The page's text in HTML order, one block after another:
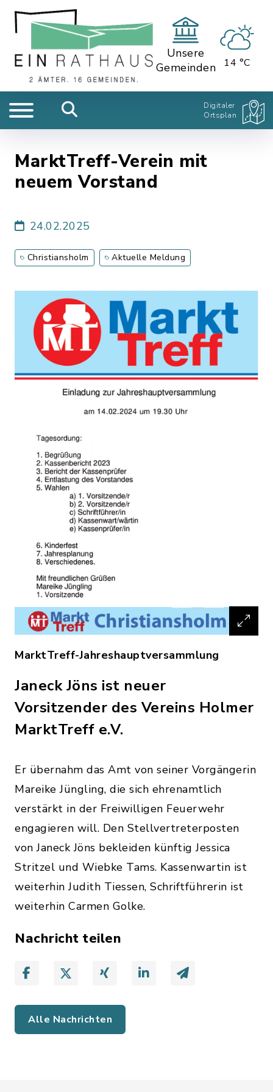
Unsere
Gemeinden
14 °C
Digitaler
Ortsplan
MarktTreff-Verein mit
neuem Vorstand
24.02.2025
Christiansholm Aktuelle Meldung
MarktTreff-Jahreshauptversammlung
Janeck Jöns ist neuer
Vorsitzender des Vereins Holmer
MarktTreff e.V.
Er übernahm das Amt von seiner Vorgängerin
Mareike Jüngling, die sich ehrenamtlich
verstärkt in der Freiwilligen Feuerwehr
engagieren will. Den Stellvertreterposten
von Janeck Jöns bekleiden künftig Jessica
Stritzel und Wiebke Tams. Kassenwartin ist
weiterhin Judith Tiessen, Schriftführerin ist
weiterhin Carmen Golke.
Nachricht teilen
Alle Nachrichten